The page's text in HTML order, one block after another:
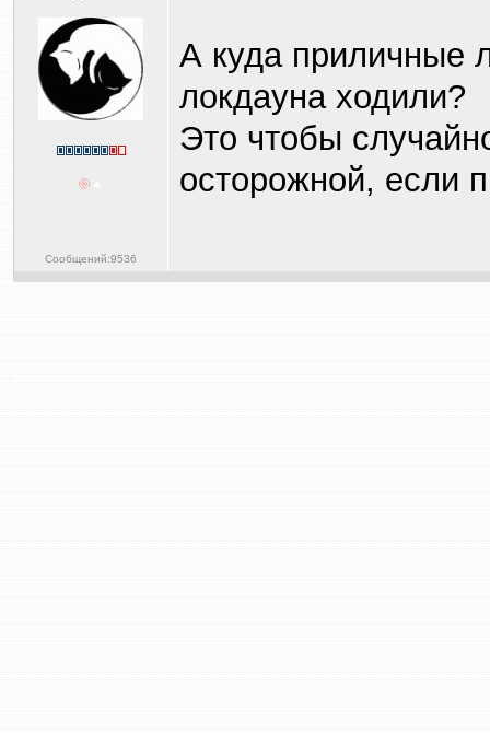
Сообщений:9536
А куда приличные
локдауна ходили?
Это чтобы
осторожной, если